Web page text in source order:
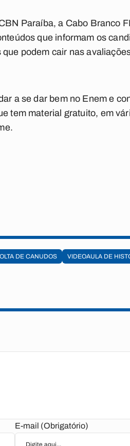
Paraíba, a Cabo Branco
que informam os
podem cair nas
a se dar bem no Enem e
tem material gratuito, em
DE CANUDOS VIDEOAULA DE
E-mail (Obrigatório)